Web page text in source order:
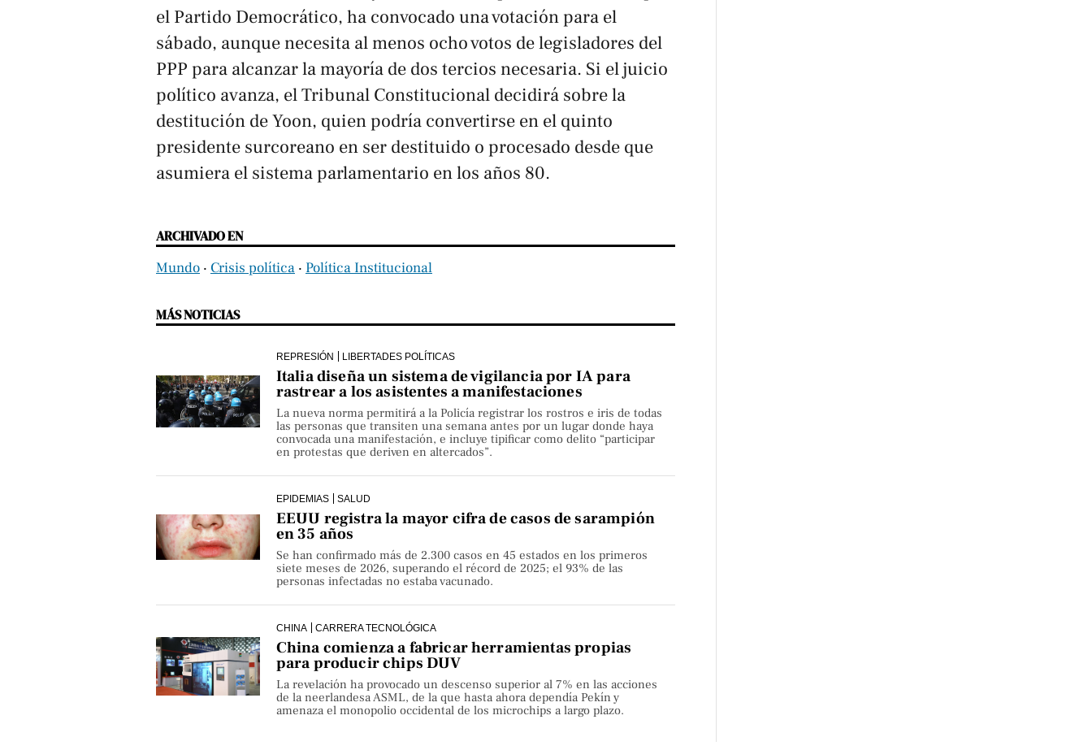
el Partido Democrático, ha convocado una votación para el
sábado, aunque necesita al menos ocho votos de legisladores del
PPP para alcanzar la mayoría de dos tercios necesaria. Si el juicio
político avanza, el Tribunal Constitucional decidirá sobre la
destitución de Yoon, quien podría convertirse en el quinto
presidente surcoreano en ser destituido o procesado desde que
asumiera el sistema parlamentario en los años 80.
ARCHIVADO EN
Mundo ‧ Crisis política ‧ Política Institucional
MÁS NOTICIAS
REPRESIÓN LIBERTADES POLÍTICAS
Italia diseña un sistema de vigilancia por IA para
rastrear a los asistentes a manifestaciones
La nueva norma permitirá a la Policía registrar los rostros e iris de todas
las personas que transiten una semana antes por un lugar donde haya
convocada una manifestación, e incluye tipificar como delito “participar
en protestas que deriven en altercados”.
EPIDEMIAS SALUD
EEUU registra la mayor cifra de casos de sarampión
en 35 años
Se han confirmado más de 2.300 casos en 45 estados en los primeros
siete meses de 2026, superando el récord de 2025; el 93% de las
personas infectadas no estaba vacunado.
CHINA CARRERA TECNOLÓGICA
China comienza a fabricar herramientas propias
para producir chips DUV
La revelación ha provocado un descenso superior al 7% en las acciones
de la neerlandesa ASML, de la que hasta ahora dependía Pekín y
amenaza el monopolio occidental de los microchips a largo plazo.